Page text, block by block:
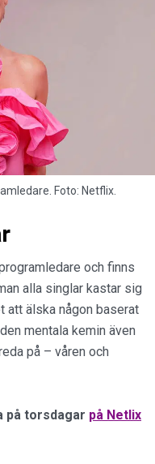
Foto: Netflix.
och finns
alla singlar kastar sig
att älska någon baserat
mentala kemin även
på – våren och
på torsdagar på Netlix